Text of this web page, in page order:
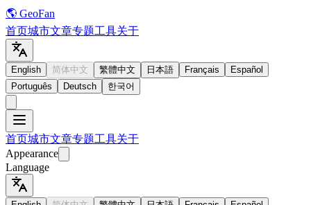
🌎 GeoFan
首页城市文章专题工具关于
English 简体中文 繁體中文 日本語 Français
Español
Português
Deutsch 한국어
首页城市文章专题工具关于
Appearance
Language